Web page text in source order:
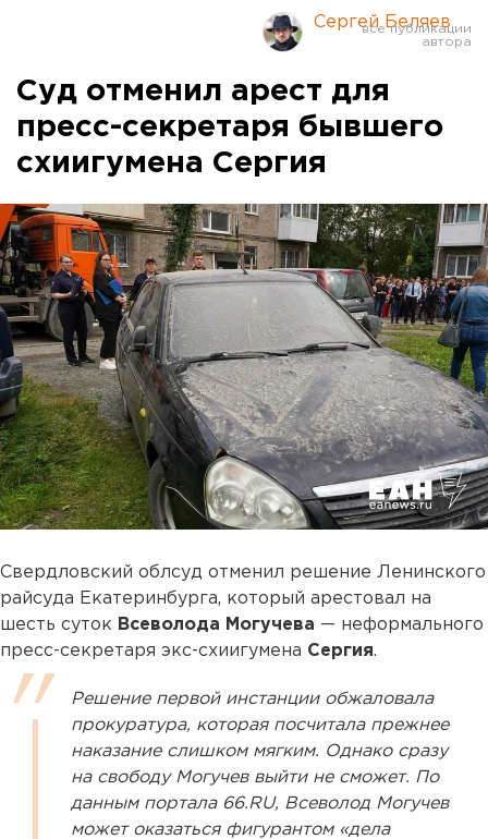
Сергей Беляев
Суд отменил арест для
пресс-секретаря бывшего
схиигумена Сергия
Свердловский облсуд отменил решение Ленинского
райсуда Екатеринбурга, который арестовал на
шесть суток Всеволода Могучева — неформального
пресс-секретаря экс-схиигумена Сергия.
Решение первой инстанции обжаловала
прокуратура, которая посчитала прежнее
наказание слишком мягким. Однако сразу
на свободу Могучев выйти не сможет. По
данным портала 66.RU, Всеволод Могучев
может оказаться фигурантом «дела